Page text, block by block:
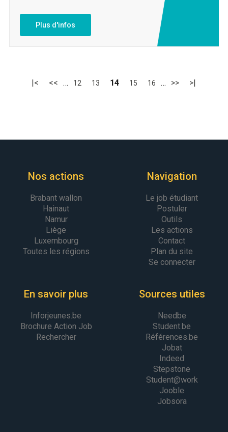
Plus d'infos
|< << … 12 13 14 15 16 … >> >|
Nos actions
Brabant wallon
Hainaut
Namur
Liège
Luxembourg
Toutes les régions
Navigation
Le job étudiant
Postuler
Outils
Les actions
Contact
Plan du site
Se connecter
En savoir plus
Inforjeunes.be
Brochure Action Job
Rechercher
Sources utiles
Needbe
Student.be
Références.be
Jobat
Indeed
Stepstone
Student@work
Jooble
Jobsora